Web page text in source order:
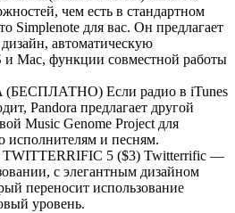
чем есть в стандартном
Simplenote для вас. Он предлагает
автоматическую
Mac, функции совместной работы
Если радио в iTunes
Pandora предлагает другой
Music Genome Project для
исполнителям и песням.
5 ($3) Twitterrific —
с элегантным дизайном
переносит использование
уровень.